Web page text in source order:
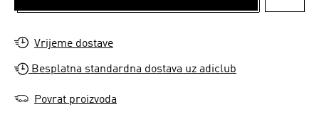
Vrijeme dostave
Besplatna standardna dostava uz adiclub
Povrat proizvoda